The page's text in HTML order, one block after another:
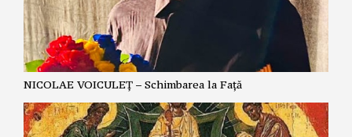
NICOLAE VOICULEȚ – Schimbarea la Față